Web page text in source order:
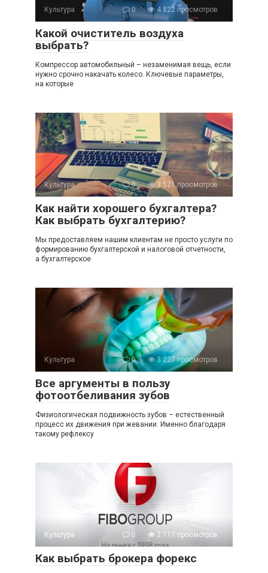
Культура 0 4 822 просмотров
Какой очиститель воздуха
выбрать?
Компрессор автомобильный – незаменимая вещь, если
нужно срочно накачать колесо. Ключевые параметры,
на которые
Культура 0 3 521 просмотров
Как найти хорошего бухгалтера?
Как выбрать бухгалтерию?
Мы предоставляем нашим клиентам не просто услуги по
формированию бухгалтерской и налоговой отчетности,
а бухгалтерское
Культура 0 3 227 просмотров
Все аргументы в пользу
фотоотбеливания зубов
Физиологическая подвижность зубов – естественный
процесс их движения при жевании. Именно благодаря
такому рефлексу
Культура 0 2 717 просмотров
Как выбрать брокера форекс